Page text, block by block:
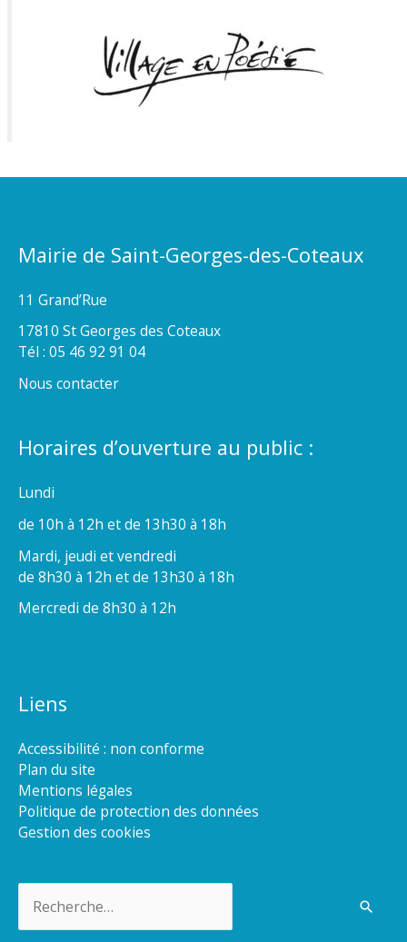
Mairie de Saint-Georges-des-Coteaux
11 Grand’Rue
17810 St Georges des Coteaux
Tél : 05 46 92 91 04
Nous contacter
Horaires d’ouverture au public :
Lundi
de 10h à 12h et de 13h30 à 18h
Mardi, jeudi et vendredi
de 8h30 à 12h et de 13h30 à 18h
Mercredi de 8h30 à 12h
Liens
Accessibilité : non conforme
Plan du site
Mentions légales
Politique de protection des données
Gestion des cookies